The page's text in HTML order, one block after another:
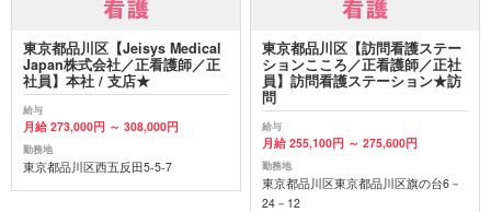
東京都品川区【Jeisys Medical
Japan株式会社／正看護師／正
社員】本社 / 支店★
給与
月給 273,000円 ～ 308,000円
勤務地
東京都品川区西五反田5-5-7
東京都品川区【訪問看護ステー
ションこころ／正看護師／正社
員】訪問看護ステーション★訪
問
給与
月給 255,100円 ～ 275,600円
勤務地
東京都品川区東京都品川区旗の台6－
24－12